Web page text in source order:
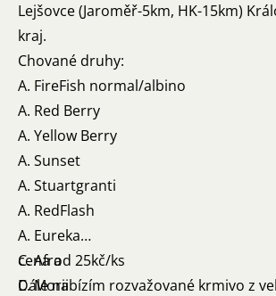
Lejšovce (Jaroměř-5km, HK-15km)
kraj.
Chované druhy:
A. FireFish normal/albino
A. Red Berry
A. Yellow Berry
A. Sunset
A. Stuartgranti
A. RedFlash
A. Eureka
C. Afra
C. Morii
cena od 25kč/ks
Dále nabízím rozvažované krmivo z